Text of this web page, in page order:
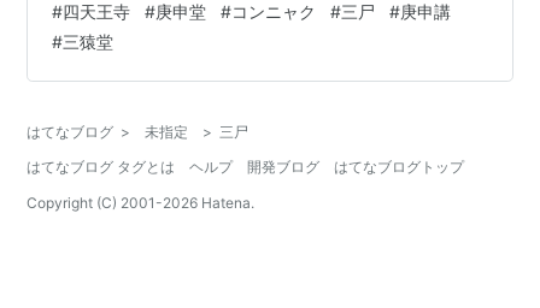
たことが始まりと言われます。 四天王寺庚申堂では、60
日に一度の庚申の日にコンニャクを北向きで食べると頭
痛が治るとの言い伝えがあり、境内にコンニャクの店が
われています。 山門。 本堂。 御祈祷中です。 「見ざ
る・聞かざる・言わざる」の三猿堂…
#四天王寺 #庚申堂 #コンニャク #三尸 #庚申講
#三猿堂
はてなブログ > 未指定 > 三尸
はてなブログ タグとは
ヘルプ 開発ブログ
はてなブログトップ
Copyright (C) 2001-2026 Hatena.